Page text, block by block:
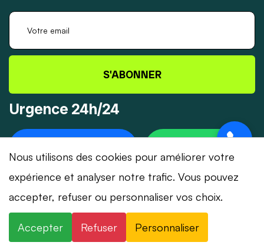
S'ABONNER
Urgence 24h/24
© 2026 Dépannage-Serrurier.ch - Tous droits
réservés | Suisse romande
Nous utilisons des cookies pour améliorer votre
expérience et analyser notre trafic. Vous pouvez
accepter, refuser ou personnaliser vos choix.
Accepter Refuser Personnaliser